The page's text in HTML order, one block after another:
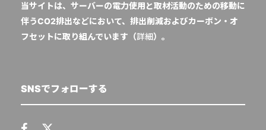
当サイトは、サーバーの電力使用と取材活動のための移動に
伴うCO2排出などにおいて、排出削減およびカーボン・オ
フセットに取り組んでいます（詳細）。
SNSでフォローする